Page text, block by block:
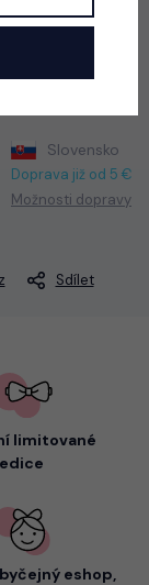
Slovensko
Doprava již od 5 €
Možnosti dopravy
Sdílet
limitované
edice
eshop,